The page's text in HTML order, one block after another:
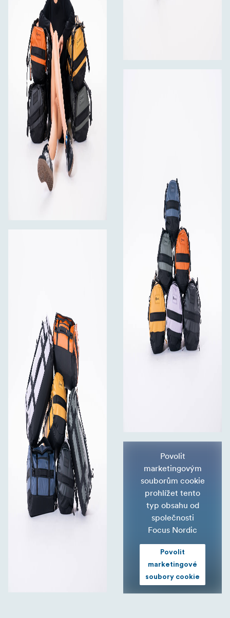
Povolit
marketingovým
souborům cookie
prohlížet tento
typ obsahu od
společnosti
Focus Nordic
Povolit
marketingové
soubory cookie